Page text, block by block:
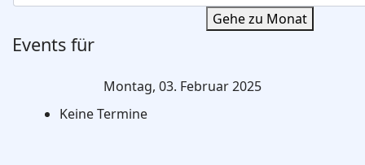
Gehe zu Monat
Events für
Montag, 03. Februar 2025
Keine Termine